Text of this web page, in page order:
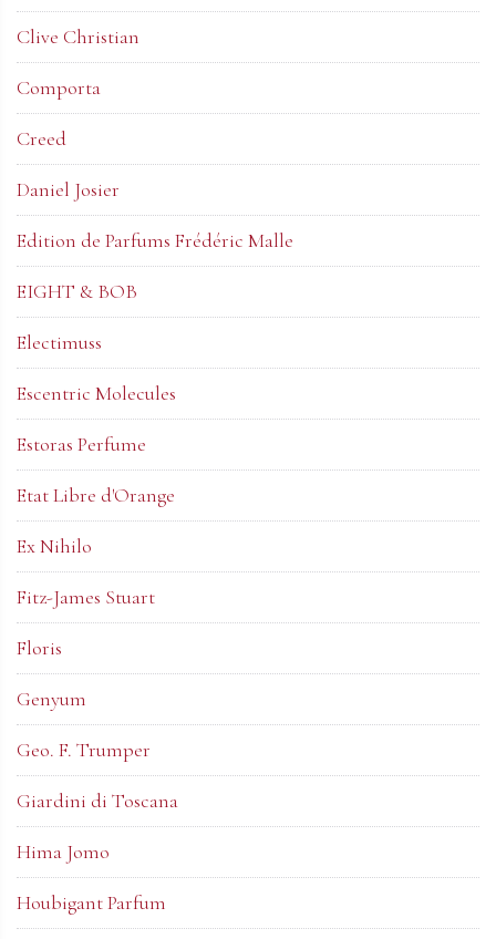
Clive Christian
Comporta
Creed
Daniel Josier
Edition de Parfums Frédéric Malle
EIGHT & BOB
Electimuss
Escentric Molecules
Estoras Perfume
Etat Libre d'Orange
Ex Nihilo
Fitz-James Stuart
Floris
Genyum
Geo. F. Trumper
Giardini di Toscana
Hima Jomo
Houbigant Parfum